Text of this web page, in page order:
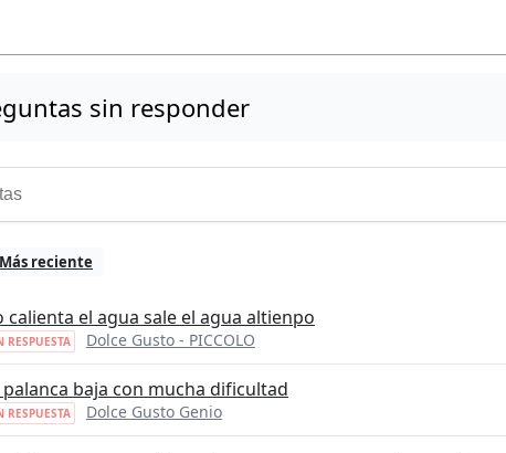
sin responder
Más reciente
calienta el agua sale el agua altienpo
RESPUESTA Dolce Gusto - PICCOLO
palanca baja con mucha dificultad
RESPUESTA Dolce Gusto Genio